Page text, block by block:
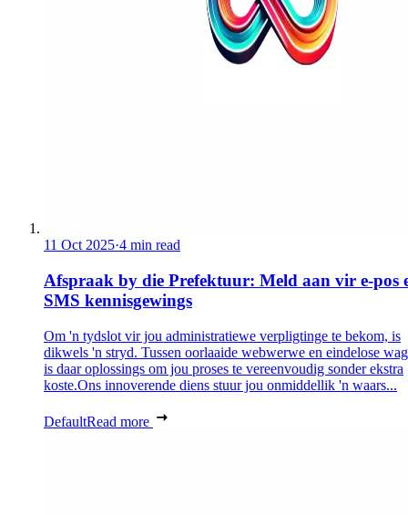
11 Oct 2025·4 min read
Afspraak by die Prefektuur: Meld aan vir e-pos
SMS kennisgewings
Om 'n tydslot vir jou administratiewe verpligtinge te bekom, is
dikwels 'n stryd. Tussen oorlaaide webwerwe en eindelose
is daar oplossings om jou proses te vereenvoudig sonder ekstra
koste.Ons innoverende diens stuur jou onmiddellik 'n waars...
DefaultRead more